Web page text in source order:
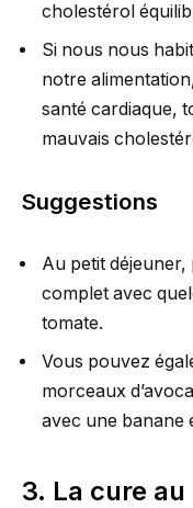
cholestérol
Si nous nous
notre
santé cardiaque,
mauvais
Suggestions
Au petit
complet avec
tomate.
Vous pouvez
morceaux
avec une banane
3. La cure